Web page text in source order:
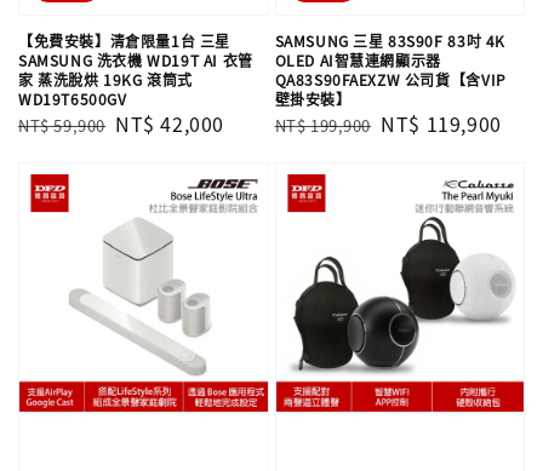
【免費安裝】清倉限量1台 三星
SAMSUNG 洗衣機 WD19T AI 衣管
家 蒸洗脫烘 19KG 滾筒式
WD19T6500GV
Regular
NT$ 59,900 Sale
NT$ 42,000
SAMSUNG 三星 83S90F 83吋 4K
OLED AI智慧連網顯示器
QA83S90FAEXZW 公司貨【含VIP
壁掛安裝】
Regular
NT$ 199,900 Sale
NT$ 119,900